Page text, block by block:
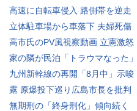
高速に自転車侵入 路側帯を逆走
立体駐車場から車落下 夫婦死傷
高市氏のPV風視察動画 立憲激怒
家の隣が民泊「トラウマなった」
九州新幹線の再開「8月中」示唆
露 原爆投下巡り広島市長を批判
無期刑の「終身刑化」傾向続く